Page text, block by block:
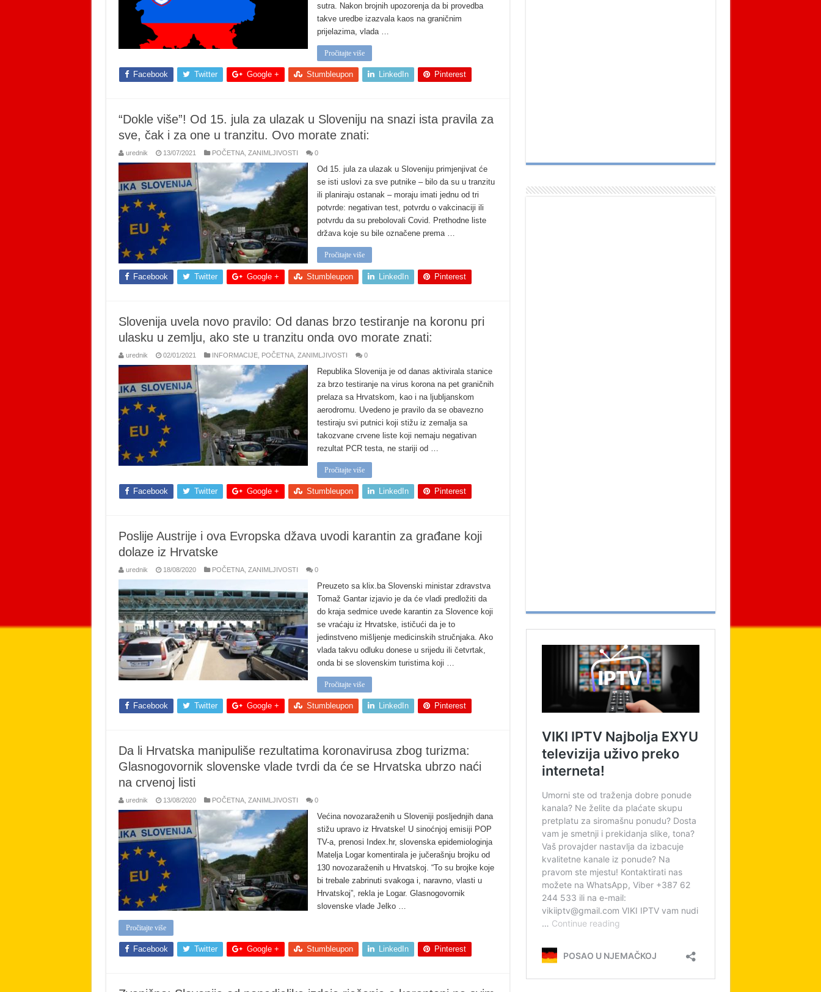
sutra. Nakon brojnih upozorenja da bi provedba
takve uredbe izazvala kaos na graničnim
prijelazima, vlada …
Pročitajte više
Facebook Twitter Google + Stumbleupon LinkedIn Pinterest
“Dokle više”! Od 15. jula za ulazak u Sloveniju na snazi ista pravila za
sve, čak i za one u tranzitu. Ovo morate znati:
urednik 13/07/2021 POČETNA, ZANIMLJIVOSTI 0
Od 15. jula za ulazak u Sloveniju primjenjivat će
se isti uslovi za sve putnike – bilo da su u tranzitu
ili planiraju ostanak – moraju imati jednu od tri
potvrde: negativan test, potvrdu o vakcinaciji ili
potvrdu da su prebolovali Covid. Prethodne liste
država koje su bile označene prema …
Pročitajte više
Facebook Twitter Google + Stumbleupon LinkedIn Pinterest
Slovenija uvela novo pravilo: Od danas brzo testiranje na koronu pri
ulasku u zemlju, ako ste u tranzitu onda ovo morate znati:
urednik 02/01/2021 INFORMACIJE, POČETNA, ZANIMLJIVOSTI 0
Republika Slovenija je od danas aktivirala stanice
za brzo testiranje na virus korona na pet graničnih
prelaza sa Hrvatskom, kao i na ljubljanskom
aerodromu. Uvedeno je pravilo da se obavezno
testiraju svi putnici koji stižu iz zemalja sa
takozvane crvene liste koji nemaju negativan
rezultat PCR testa, ne stariji od …
Pročitajte više
Facebook Twitter Google + Stumbleupon LinkedIn Pinterest
Poslije Austrije i ova Evropska džava uvodi karantin za građane koji
dolaze iz Hrvatske
urednik 18/08/2020 POČETNA, ZANIMLJIVOSTI 0
Preuzeto sa klix.ba Slovenski ministar zdravstva
Tomaž Gantar izjavio je da će vladi predložiti da
do kraja sedmice uvede karantin za Slovence koji
se vraćaju iz Hrvatske, ističući da je to
jedinstveno mišljenje medicinskih stručnjaka. Ako
vlada takvu odluku donese u srijedu ili četvrtak,
onda bi se slovenskim turistima koji …
Pročitajte više
Facebook Twitter Google + Stumbleupon LinkedIn Pinterest
Da li Hrvatska manipuliše rezultatima koronavirusa zbog turizma:
Glasnogovornik slovenske vlade tvrdi da će se Hrvatska ubrzo naći
na crvenoj listi
urednik 13/08/2020 POČETNA, ZANIMLJIVOSTI 0
Većina novozaraženih u Sloveniji posljednjih dana
stižu upravo iz Hrvatske! U sinoćnjoj emisiji POP
TV-a, prenosi Index.hr, slovenska epidemiologinja
Matelja Logar komentirala je jučerašnju brojku od
130 novozaraženih u Hrvatskoj. “To su brojke koje
bi trebale zabrinuti svakoga i, naravno, vlasti u
Hrvatskoj”, rekla je Logar. Glasnogovornik
slovenske vlade Jelko …
Pročitajte više
Facebook Twitter Google + Stumbleupon LinkedIn Pinterest